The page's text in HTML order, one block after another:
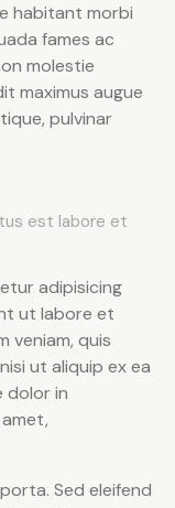
habitant morbi
fames ac
molestie
maximus augue
pulvinar
est labore et
adipisicing
ut labore et
veniam, quis
ut aliquip ex ea
dolor in
Sed eleifend